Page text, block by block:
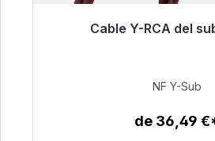
Cable Y-RCA del
Listo para envío inmediato,
50,99 €
NF Y-Sub
de 36,49